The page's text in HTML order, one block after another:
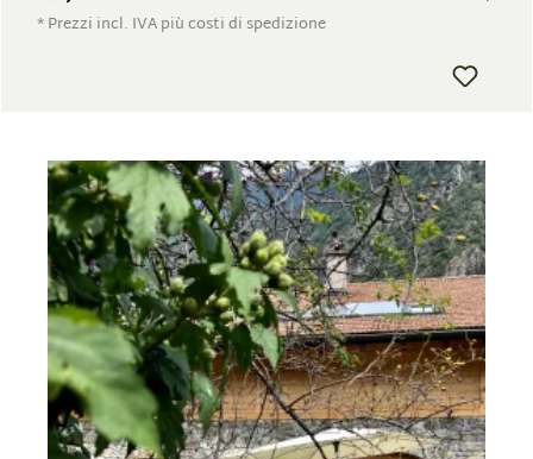
* Prezzi incl. IVA più costi di spedizione